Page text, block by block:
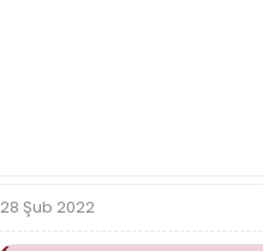
28 Şub 2022